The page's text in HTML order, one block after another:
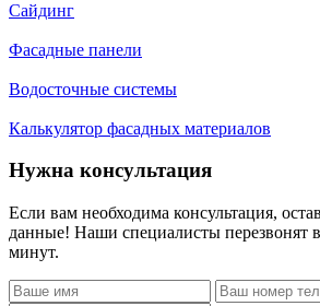
Сайдинг
Фасадные панели
Водосточные системы
Калькулятор фасадных материалов
Нужна консультация
Если вам необходима консультация,
данные! Наши специалисты перезвонят
минут.